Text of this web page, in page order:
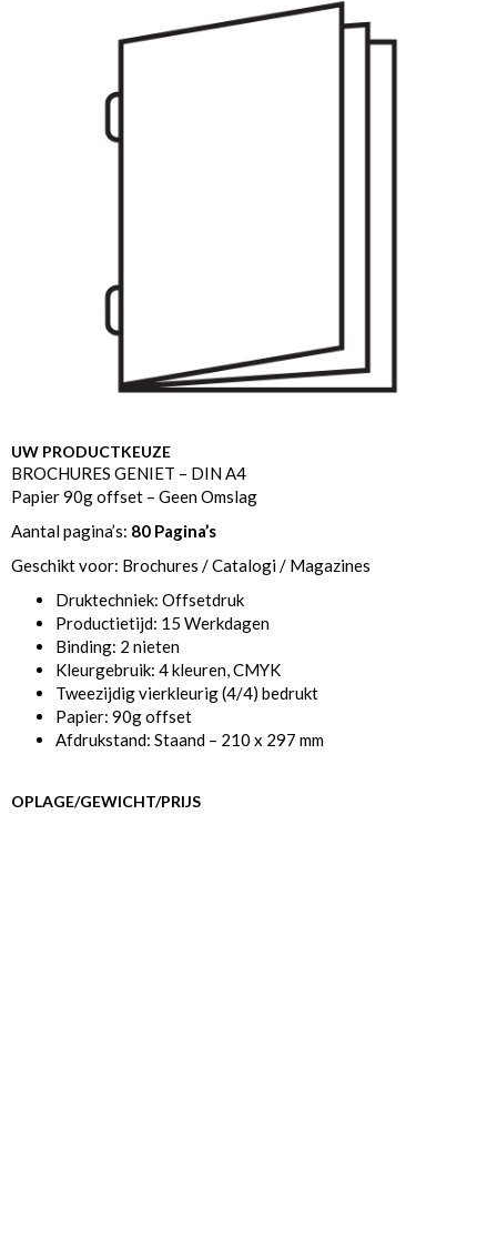
UW PRODUCTKEUZE
BROCHURES GENIET – DIN A4
Papier 90g offset – Geen Omslag
Aantal pagina’s: 80 Pagina’s
Geschikt voor: Brochures / Catalogi / Magazines
Druktechniek: Offsetdruk
Productietijd: 15 Werkdagen
Binding: 2 nieten
Kleurgebruik: 4 kleuren, CMYK
Tweezijdig vierkleurig (4/4) bedrukt
Papier: 90g offset
Afdrukstand: Staand – 210 x 297 mm
OPLAGE/GEWICHT/PRIJS